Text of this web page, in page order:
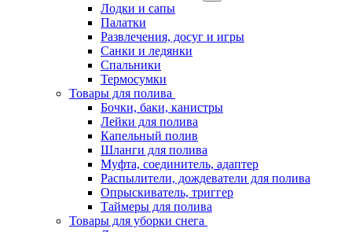
Лодки и сапы
Палатки
Развлечения, досуг и игры
Санки и ледянки
Спальники
Термосумки
Товары для полива
Бочки, баки, канистры
Лейки для полива
Капельный полив
Шланги для полива
Муфта, соединитель, адаптер
Распылители, дождеватели для полива
Опрыскиватель, триггер
Таймеры для полива
Товары для уборки снега